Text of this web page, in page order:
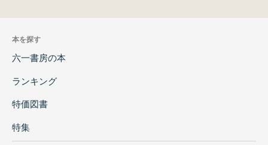
本を探す
六一書房の本
ランキング
特価図書
特集